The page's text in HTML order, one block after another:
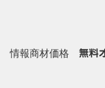
情報商材価格無料